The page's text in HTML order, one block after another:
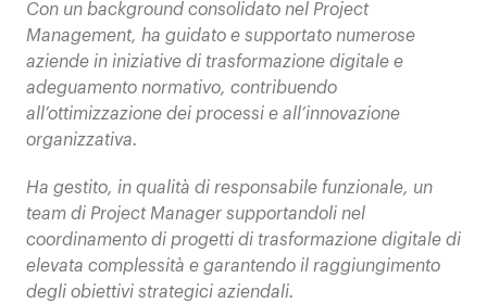
Con un background consolidato nel Project
Management, ha guidato e supportato numerose
aziende in iniziative di trasformazione digitale e
adeguamento normativo, contribuendo
all’ottimizzazione dei processi e all’innovazione
organizzativa.
Ha gestito, in qualità di responsabile funzionale, un
team di Project Manager supportandoli nel
coordinamento di progetti di trasformazione digitale di
elevata complessità e garantendo il raggiungimento
degli obiettivi strategici aziendali.